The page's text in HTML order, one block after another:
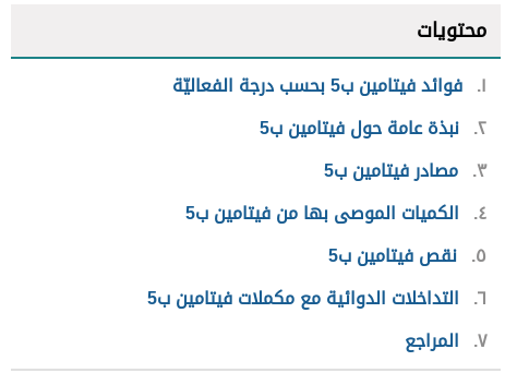
محتويات
١ فوائد فيتامين ب5 بحسب درجة الفعاليّة
٢ نبذة عامة حول فيتامين ب5
٣ مصادر فيتامين ب5
٤ الكميات الموصى بها من فيتامين ب5
٥ نقص فيتامين ب5
٦ التداخلات الدوائية مع مكملات فيتامين ب5
٧ المراجع